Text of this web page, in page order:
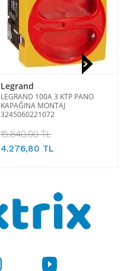
Legrand
LEGRAND 100A 3 KTP PANO
KAPAĞINA MONTAJ
3245060221072
15.840,00 TL
4.276,80 TL